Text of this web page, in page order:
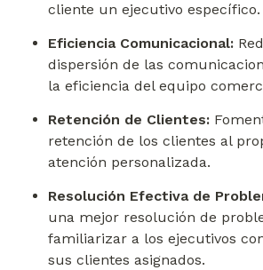
cliente un ejecutivo específico.
Eficiencia Comunicacional:
dispersión de las
la eficiencia del equipo
Retención de Clientes:
retención de los clientes al
atención personalizada.
Resolución Efectiva de
una mejor resolución de
familiarizar a los ejecutivos
sus clientes asignados.